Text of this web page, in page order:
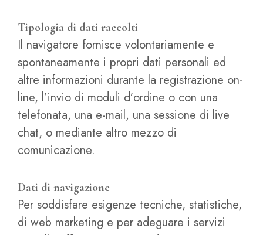
Tipologia di dati raccolti
Il navigatore fornisce volontariamente e
spontaneamente i propri dati personali ed
altre informazioni durante la registrazione on-
line, l’invio di moduli d’ordine o con una
telefonata, una e-mail, una sessione di live
chat, o mediante altro mezzo di
comunicazione.
Dati di navigazione
Per soddisfare esigenze tecniche, statistiche,
di web marketing e per adeguare i servizi